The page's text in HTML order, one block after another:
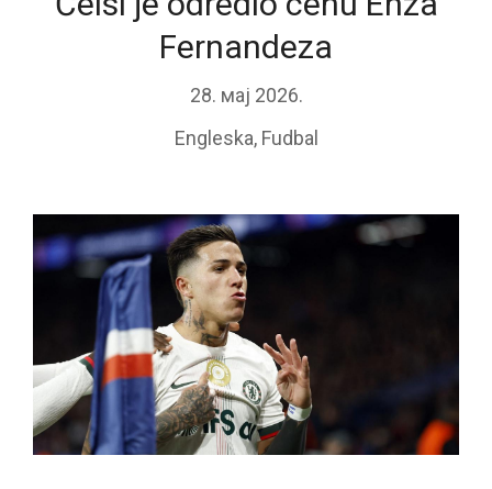
Fernandeza
28. мај 2026.
Engleska, Fudbal